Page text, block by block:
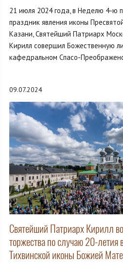
21 июля 2024 года, в Неделю 4-ю
праздник явления иконы
Казани, Святейший Патриарх
Кирилл совершил Божественную
кафедральном Спасо-
09.07.2024
Святейший Патриарх Кирилл
торжества по случаю 20-летия
Тихвинской иконы Божией